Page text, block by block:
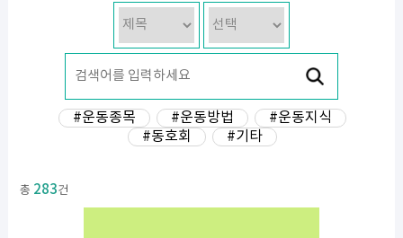
#운동종목 #운동방법
#운동지식
#동호회
#기타
총 283건